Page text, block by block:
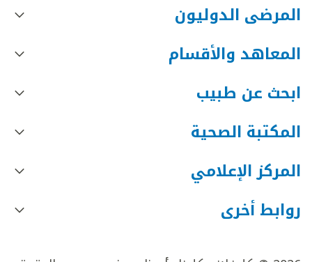
المرضى الدوليون
المعاهد والأقسام
ابحث عن طبيب
المكتبة الصحية
المركز الإعلامي
روابط أخرى